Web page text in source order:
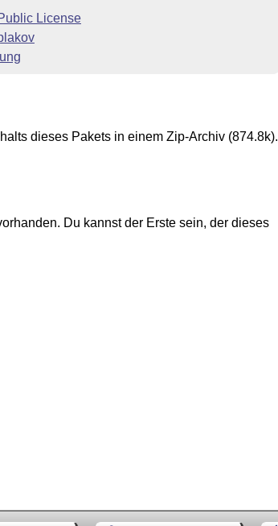
License
dieses Pakets in einem Zip-Archiv (874.8k).
Du kannst der Erste sein, der dieses